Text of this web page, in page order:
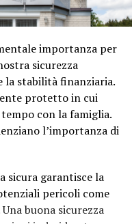
importanza per
sicurezza
la stabilità finanziaria.
protetto in cui
con la famiglia.
l’importanza di
sicura garantisce la
pericoli come
buona sicurezza